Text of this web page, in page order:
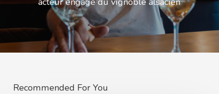
Recommended For You